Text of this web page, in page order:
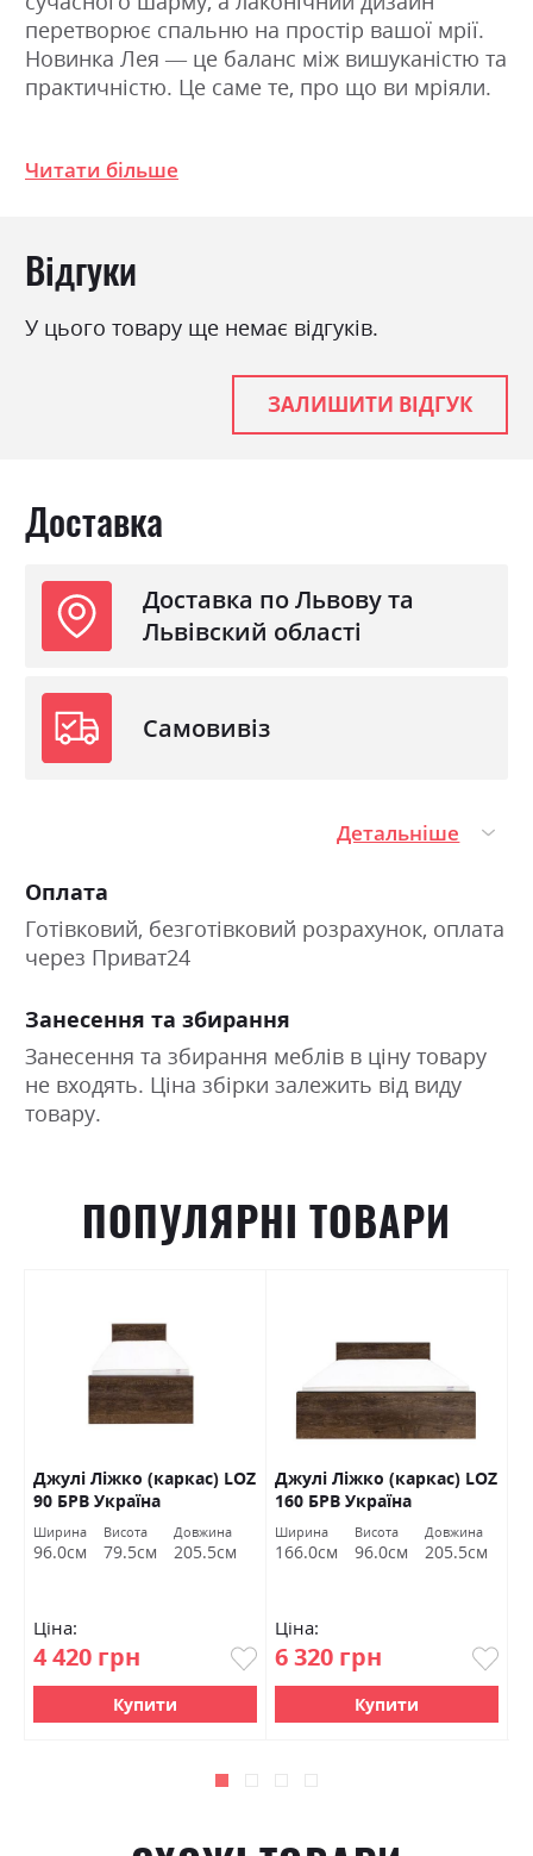
перетворює спальню на простір вашої мрії.
Новинка Лея — це баланс між вишуканістю та
практичністю. Це саме те, про що ви мріяли.
Фабрика:
Стиль
Ніша для білизни
так
160х200
Читати більше
Відгуки
У цього товару ще немає відгуків.
ЗАЛИШИТИ ВІДГУК
Доставка
Доставка по Львову та
Львівский області
Самовивіз
Детальніше
Оплата
Готівковий, безготівковий розрахунок, оплата
через Приват24
Занесення та збирання
Занесення та збирання меблів в ціну товару
не входять. Ціна збірки залежить від виду
товару.
ПОПУЛЯРНІ ТОВАРИ
Джулі Ліжко (каркас) LOZ
90 БРВ Україна
Ширина
96.0см
Висота
79.5см
Довжина
205.5см
Ціна:
4 420 грн
Купити
Джулі Ліжко (каркас) LOZ
160 БРВ Україна
Ширина
166.0см
Висота
96.0см
Довжина
205.5см
Ціна:
6 320 грн
Купити